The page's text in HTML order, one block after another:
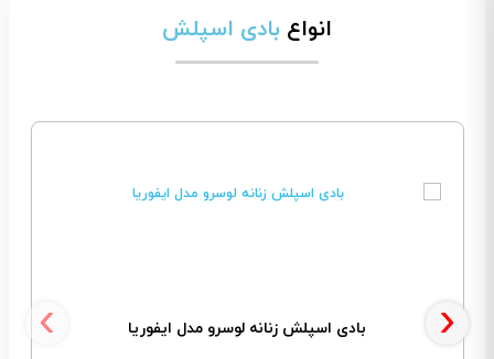
انواع بادی اسپلش
بادی اسپلش زنانه لوسرو مدل ایفوریا ‹ ›